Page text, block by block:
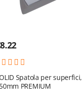
8.22
Spatola per superfici,
PREMIUM